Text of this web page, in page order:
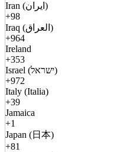
Iran (ایران)
+98
Iraq (العراق)
+964
Ireland
+353
Israel (ישראל)
+972
Italy (Italia)
+39
Jamaica
+1
Japan (日本)
+81